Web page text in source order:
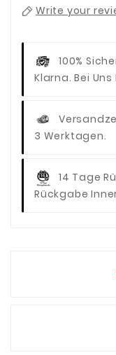
Write your
100%
Klarna. Bei
3 Werktagen.
14 Tage
Rückgabe